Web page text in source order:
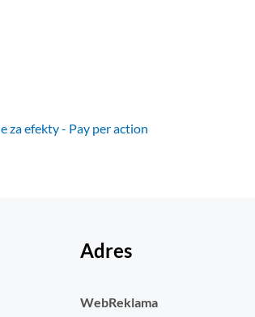
za efekty - Pay per action
Adres
WebReklama